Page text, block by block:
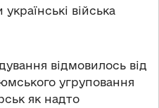
війська
відмовилось від
угруповання
як надто